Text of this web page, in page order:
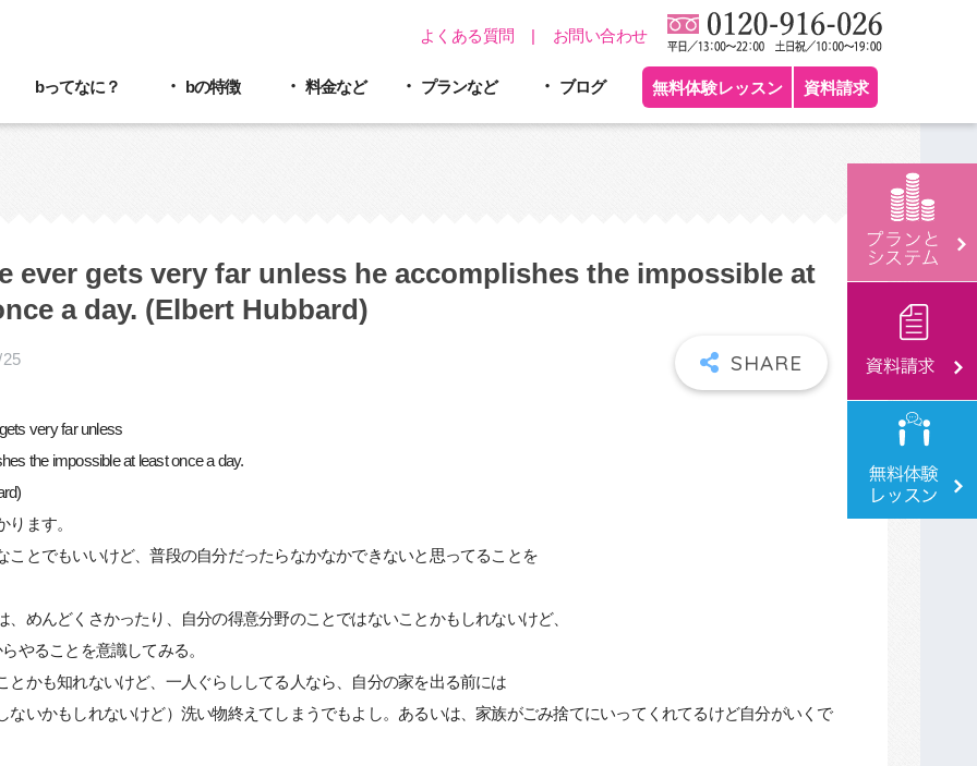
お問い合わせ
よくある質問
bってなに？ bの特徴 料金など プランなど ブログ 無料体験レッスン 資料請求
ever gets very far unless he accomplishes the impossible at
a day. (Elbert Hubbard)
very far unless
the impossible at least once a day.
ります。
ことでもいいけど、普段の自分だったらなかなかできないと思ってることを
、めんどくさかったり、自分の得意分野のことではないことかもしれないけど、
やることを意識してみる。
とかも知れないけど、一人ぐらししてる人なら、自分の家を出る前には
ないかもしれないけど）洗い物終えてしまうでもよし。あるいは、家族がごみ捨てにいってくれてるけど自分がいくで